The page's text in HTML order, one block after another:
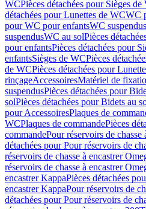
WCPièces détachées pour Sièges de
détachées pour Lunettes de WCWC
pour WC pour enfantsWC suspendus
suspendusWC au solPièces
pour enfantsPièces détachées pour
enfantsSièges de WCPièces
de WCPièces détachées pour
rinçageAccessoiresMatériel de
suspendusPièces détachées pour
solPièces détachées pour Bidets au
pour AccessoiresPlaques de
WCPlaques de commandePièces
commandePour réservoirs de chasse
détachées pour Pour réservoirs de
réservoirs de chasse à encastrer
réservoirs de chasse à encastrer
encastrer KappaPièces détachées
encastrer KappaPour réservoirs de
détachées pour Pour réservoirs de